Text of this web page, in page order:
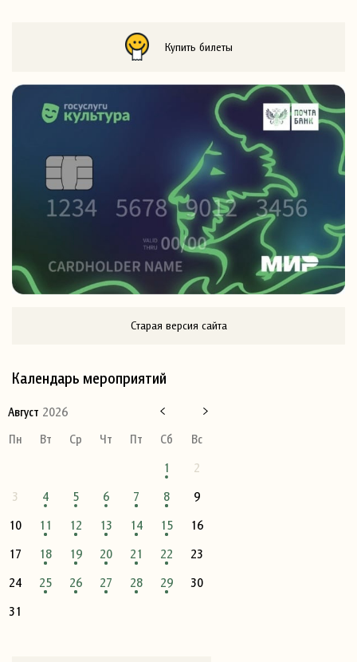
Купить билеты
Старая версия сайта
Календарь мероприятий
Август 2026
Пн
Вт Ср Чт Пт Сб
Вс
1
2
3
4 5 6 7 8
9
10
11 12 13 14 15
16
17
18 19 20 21 22
23
24
25 26 27 28 29
30
31